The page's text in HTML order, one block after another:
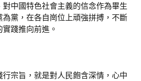
中國特色社會主義的信念作為畢生
黨，在各自崗位上頑強拼搏，不斷
踐推向前進。
宗旨，就是對人民飽含深情，心中